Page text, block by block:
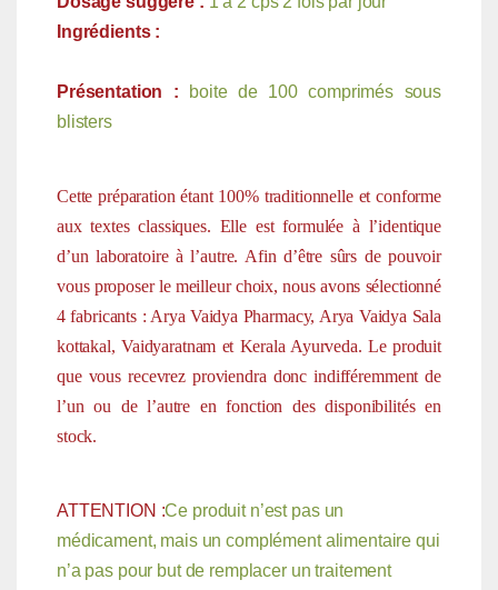
Ingrédients :
Présentation :
boite de 100 comprimés sous
blisters
Cette préparation étant 100% traditionnelle et conforme
aux textes classiques. Elle est formulée à l’identique
d’un laboratoire à l’autre. Afin d’être sûrs de pouvoir
vous proposer le meilleur choix, nous avons sélectionné
4 fabricants : Arya Vaidya Pharmacy, Arya Vaidya Sala
kottakal, Vaidyaratnam et Kerala Ayurveda. Le produit
que vous recevrez proviendra donc indifféremment de
l’un ou de l’autre en fonction des disponibilités en
stock.
ATTENTION :Ce produit n’est pas un
médicament, mais un complément alimentaire qui
n’a pas pour but de remplacer un traitement